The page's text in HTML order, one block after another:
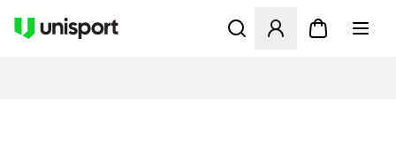
Öffnet ein Fenster zum